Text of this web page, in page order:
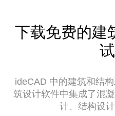
下载免费的建
ideCAD 中的建筑和结
筑设计软件中集成了混
计、结构设